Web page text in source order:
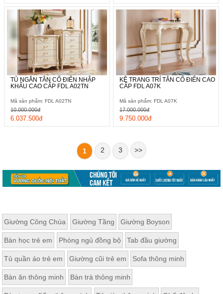
TỦ NGĂN TÂN CỔ ĐIỂN NHẬP
KHẨU CAO CẤP FDL A02TN
Mã sản phẩm: FDL A02TN
6.037.500đ
10.000.000đ
KỆ TRANG TRÍ TÂN CỔ ĐIỂN CAO
CẤP FDL A07K
Mã sản phẩm: FDL A07K
9.750.000đ
17.000.000đ
1 2 3 >>
Giường Công Chúa Giường Tầng Giường Boyson
Bàn học trẻ em Phòng ngủ đồng bộ Tab đầu giường
Tủ quần áo trẻ em Giường cũi trẻ em Sofa thông minh
Bàn ăn thông minh Bàn trà thông minh